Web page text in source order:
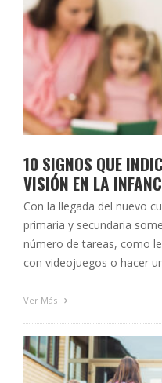
10 SIGNOS QUE
VISIÓN EN LA
Con la llegada del nuevo
primaria y secundaria
número de tareas, como
con videojuegos o hacer
durante toda la jornada, a
Ver Más